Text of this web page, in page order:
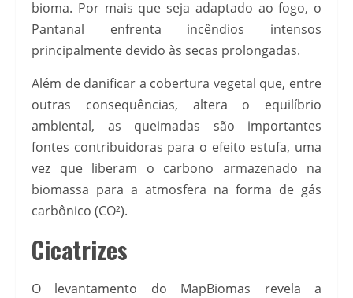
bioma. Por mais que seja adaptado ao fogo, o
Pantanal enfrenta incêndios intensos
principalmente devido às secas prolongadas.
Além de danificar a cobertura vegetal que, entre
outras consequências, altera o equilíbrio
ambiental, as queimadas são importantes
fontes contribuidoras para o efeito estufa, uma
vez que liberam o carbono armazenado na
biomassa para a atmosfera na forma de gás
carbônico (CO²).
Cicatrizes
O levantamento do MapBiomas revela a